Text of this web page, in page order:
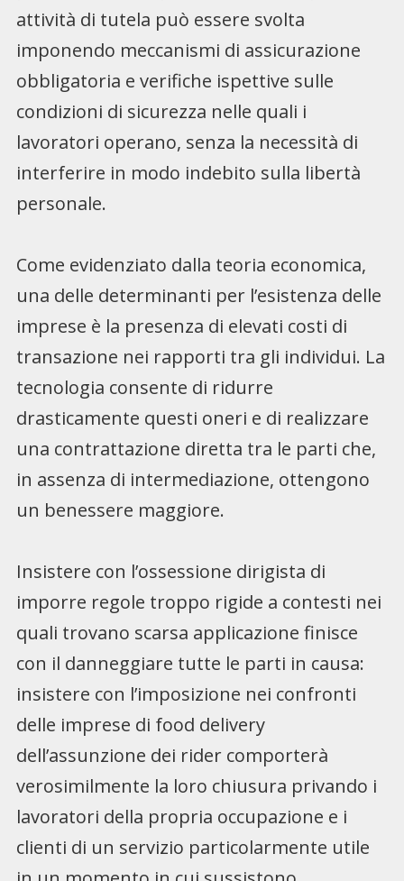
attività di tutela può essere svolta
imponendo meccanismi di assicurazione
obbligatoria e verifiche ispettive sulle
condizioni di sicurezza nelle quali i
lavoratori operano, senza la necessità di
interferire in modo indebito sulla libertà
personale.
Come evidenziato dalla teoria economica,
una delle determinanti per l’esistenza delle
imprese è la presenza di elevati costi di
transazione nei rapporti tra gli individui. La
tecnologia consente di ridurre
drasticamente questi oneri e di realizzare
una contrattazione diretta tra le parti che,
in assenza di intermediazione, ottengono
un benessere maggiore.
Insistere con l’ossessione dirigista di
imporre regole troppo rigide a contesti nei
quali trovano scarsa applicazione finisce
con il danneggiare tutte le parti in causa:
insistere con l’imposizione nei confronti
delle imprese di food delivery
dell’assunzione dei rider comporterà
verosimilmente la loro chiusura privando i
lavoratori della propria occupazione e i
clienti di un servizio particolarmente utile